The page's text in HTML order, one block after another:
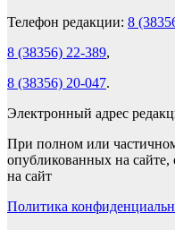
Телефон редакции: 8
8 (38356) 22-389,
8 (38356) 20-047.
Электронный адрес
При полном или
опубликованных на сайте,
на сайт
Политика